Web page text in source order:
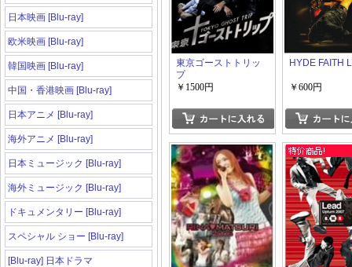
日本映画 [Blu-ray]
欧米映画 [Blu-ray]
韓国映画 [Blu-ray]
中国・香港映画 [Blu-ray]
日本アニメ [Blu-ray]
海外アニメ [Blu-ray]
日本ミュージック [Blu-ray]
海外ミュージック [Blu-ray]
ドキュメンタリー [Blu-ray]
スペシャル ショー [Blu-ray]
[Blu-ray] 日本ドラマ
東京ゴーストトリッ
プ
￥1500円
HYDE FAITH
￥600円